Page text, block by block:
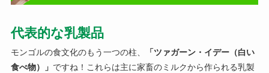
代表的な乳製品
モンゴルの食文化のもう一つの柱、
「ツァガーン・イデー（白い
食べ物）」 ですね！これらは主に家畜のミルクから作られる乳製